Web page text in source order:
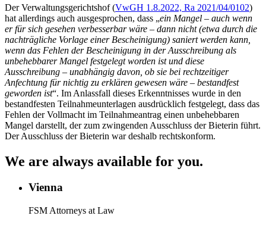
Der Verwaltungsgerichtshof (VwGH 1.8.2022, Ra 2021/04/0102)
hat allerdings auch ausgesprochen, dass „ein Mangel – auch wenn
er für sich gesehen verbesserbar wäre – dann nicht (etwa durch die
nachträgliche Vorlage einer Bescheinigung) saniert werden kann,
wenn das Fehlen der Bescheinigung in der Ausschreibung als
unbehebbarer Mangel festgelegt worden ist und diese
Ausschreibung – unabhängig davon, ob sie bei rechtzeitiger
Anfechtung für nichtig zu erklären gewesen wäre – bestandfest
geworden ist“. Im Anlassfall dieses Erkenntnisses wurde in den
bestandfesten Teilnahmeunterlagen ausdrücklich festgelegt, dass das
Fehlen der Vollmacht im Teilnahmeantrag einen unbehebbaren
Mangel darstellt, der zum zwingenden Ausschluss der Bieterin führt.
Der Ausschluss der Bieterin war deshalb rechtskonform.
We are always available for you.
Vienna
FSM Attorneys at Law